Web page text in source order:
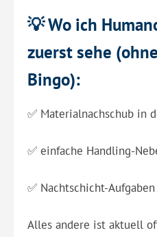
💡 Wo ich
zuerst sehe
Bingo):
✅ Materialnachschub in
✅ einfache Handling-
✅ Nachtschicht-
Alles andere ist aktuell